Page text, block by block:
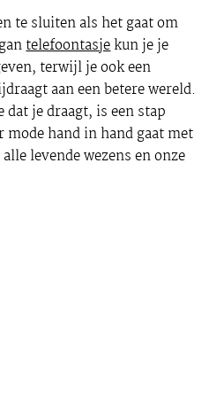
te sluiten als het gaat om
telefoontasjekun je je
terwijl je ook een
aan een betere wereld.
je draagt, is een stap
hand in hand gaat met
levende wezens en onze